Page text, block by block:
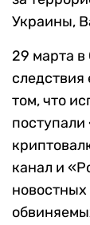
Украины,
29 марта в
том, что
канал и